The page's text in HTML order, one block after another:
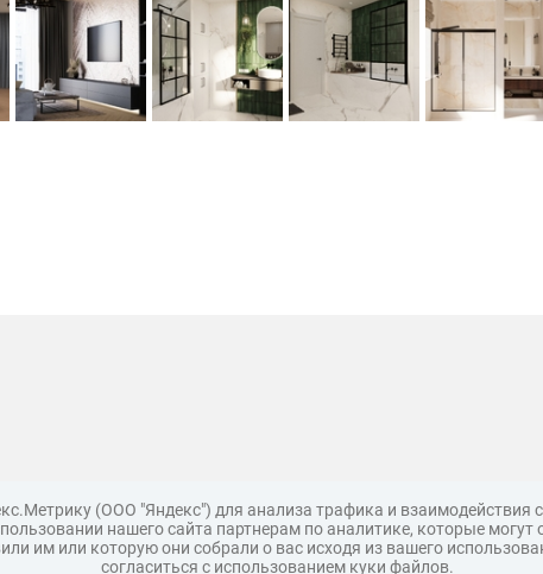
(ООО "Яндекс") для анализа трафика и
нашего сайта партнерам по аналитике, которые
им или которую они собрали о вас исходя из вашего
согласиться с использованием куки файлов.